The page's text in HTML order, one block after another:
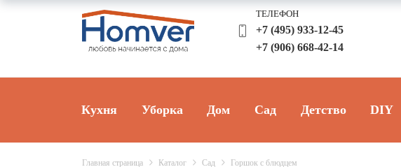
ТЕЛЕФОН
+7 (495) 933-12-45
+7 (906) 668-42-14
Кухня Уборка Дом Сад Детство DIY
Главная страница Каталог Сад Горшок с блюдцем